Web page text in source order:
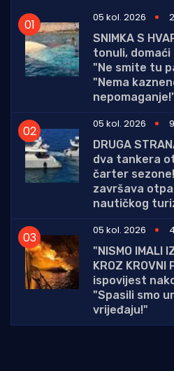
05 kol. 2026
SNIMKA S
tonuli, domaći
"Ne smite tu
"Nema
05 kol. 2026
DRUGA
dva tankera
čarter
završava
nautičkog
05 kol. 2026
"NISMO IMALI
KROZ
ispovijest
"Spasili smo
vrijeđaju!"